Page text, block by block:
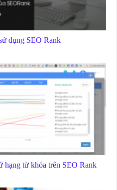
dụng SEO Rank
hạng từ khóa trên SEO Rank